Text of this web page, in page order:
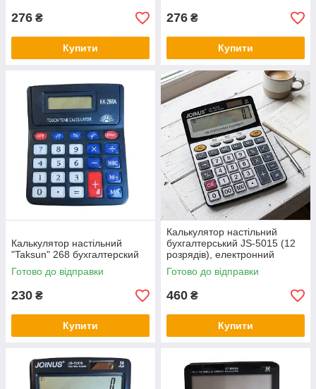
276 ₴
Купити
276 ₴
Купити
Калькулятор настільний
"Taksun" 268 бухгалтерский
Готово до відправки
230 ₴
Купити
Калькулятор настільний
бухгалтерський JS-5015 (12
розрядів), електронний
великий калькулятор для
офісу та магазину
Готово до відправки
460 ₴
Купити